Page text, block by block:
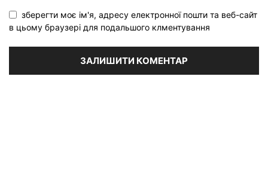
зберегти моє ім'я, адресу електронної пошти та веб-сайт
в цьому браузері для подальшого клментування